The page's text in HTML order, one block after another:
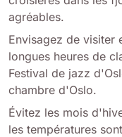
agréables.
Envisagez de visiter
longues heures de
Festival de jazz
chambre d'Oslo.
Évitez les mois
les températures